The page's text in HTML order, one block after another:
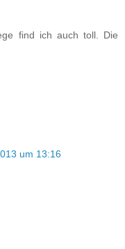
find ich auch toll. Die
um 13:16